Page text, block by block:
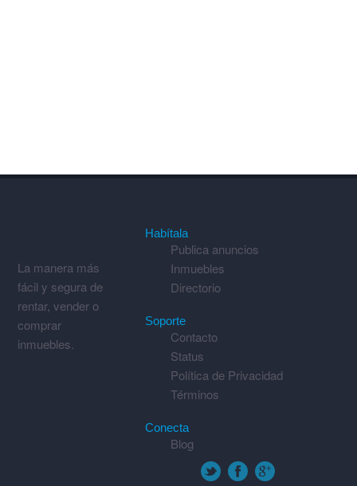
La manera más
fácil y segura de
rentar, vender o
comprar
inmuebles.
Habítala
Publica anuncios
Inmuebles
Directorio
Soporte
Contacto
Status
Política de Privacidad
Términos
Conecta
Blog